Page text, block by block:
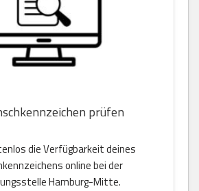
prüfen
die Verfügbarkeit deines
online bei der
Hamburg-Mitte.